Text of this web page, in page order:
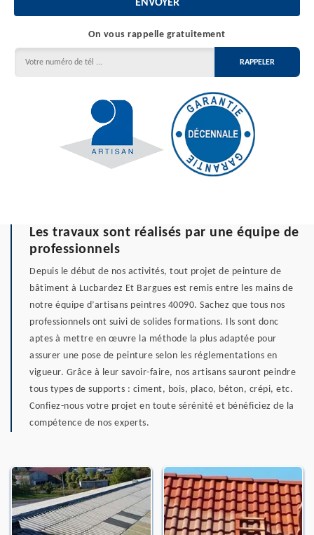
On vous rappelle gratuitement
Les travaux sont réalisés par une équipe de
professionnels
Depuis le début de nos activités, tout projet de peinture de
bâtiment à Lucbardez Et Bargues est remis entre les mains de
notre équipe d’artisans peintres 40090. Sachez que tous nos
professionnels ont suivi de solides formations. Ils sont donc
aptes à mettre en œuvre la méthode la plus adaptée pour
assurer une pose de peinture selon les réglementations en
vigueur. Grâce à leur savoir-faire, nos artisans sauront peindre
tous types de supports : ciment, bois, placo, béton, crépi, etc.
Confiez-nous votre projet en toute sérénité et bénéficiez de la
compétence de nos experts.